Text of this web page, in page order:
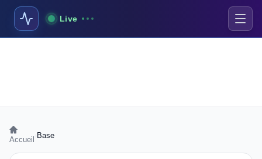
Live
Accueil Base